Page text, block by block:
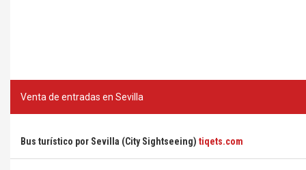
Venta de entradas en Sevilla
Bus turístico por Sevilla (City Sightseeing) tiqets.com